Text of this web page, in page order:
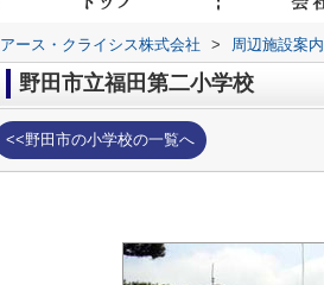
アース・クライシス株式会社 > 周辺施設案内
野田市立福田第二小学校
<<野田市の小学校の一覧へ